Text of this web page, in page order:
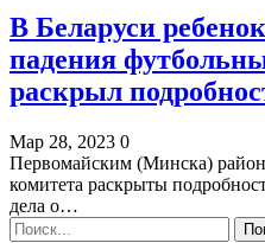
В Беларуси
падения
раскрыл
Мар 28, 2023 0
Первомайским (Минска)
комитета раскрыты
дела о…